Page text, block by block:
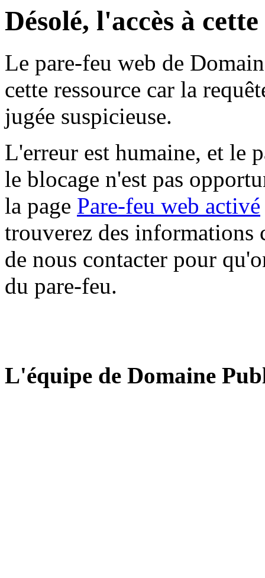
Désolé, l'accès à
Le pare-feu web de
cette ressource car la
jugée suspicieuse.
L'erreur est humaine, et le
le blocage n'est pas
la page Pare-feu web activé
trouverez des informations
de nous contacter pour
du pare-feu.
L'équipe de Domaine